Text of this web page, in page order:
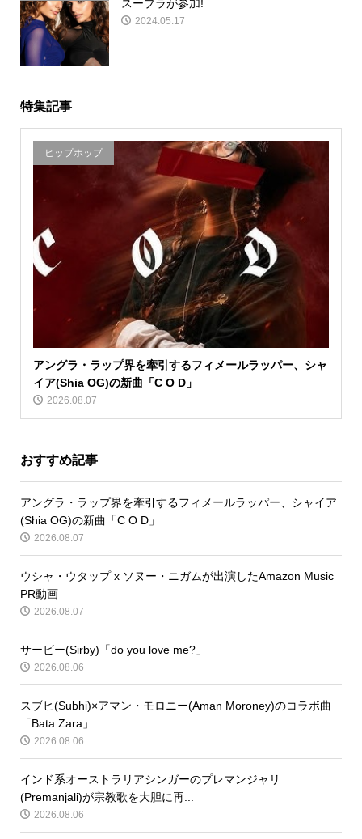
スープラが参加!
2024.05.17
特集記事
ヒップホップ
アングラ・ラップ界を牽引するフィメールラッパー、シャ
イア(Shia OG)の新曲「C O D」
2026.08.07
おすすめ記事
アングラ・ラップ界を牽引するフィメールラッパー、シャイア
(Shia OG)の新曲「C O D」
2026.08.07
ウシャ・ウタップ x ソヌー・ニガムが出演したAmazon Music
PR動画
2026.08.07
サービー(Sirby)「do you love me?」
2026.08.06
スブヒ(Subhi)×アマン・モロニー(Aman Moroney)のコラボ曲
「Bata Zara」
2026.08.06
インド系オーストラリアシンガーのプレマンジャリ
(Premanjali)が宗教歌を大胆に再...
2026.08.06